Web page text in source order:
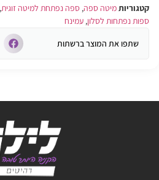
קטגוריותמיטה ספה, ספה נפתחת למיטה זוגית,
ספות נפתחות לסלון, עמינח
שתפו את המוצר ברשתות